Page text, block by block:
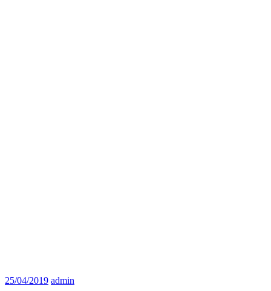
25/04/2019 admin